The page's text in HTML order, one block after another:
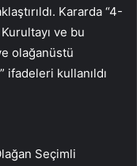
Kararda “4-
ve bu
olağanüstü
kullanıldı
Seçimli